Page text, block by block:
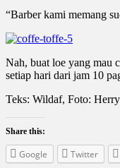
“Barber kami memang
Nah, buat loe yang mau
setiap hari dari jam 10
Teks: Wildaf, Foto:
Share this:
Google Twitter